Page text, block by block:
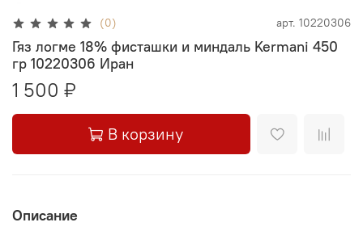
(0) арт. 10220306
Гяз логме 18% фисташки и миндаль Kermani 450
гр 10220306 Иран
1 500 ₽
В корзину
Описание